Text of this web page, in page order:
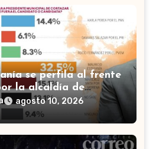
se perfila al frente
la alcaldía de
agosto 10, 2026